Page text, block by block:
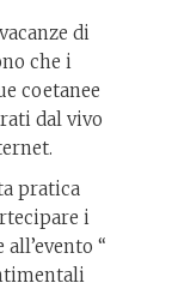
di
che i
coetanee
dal vivo
pratica
i
“